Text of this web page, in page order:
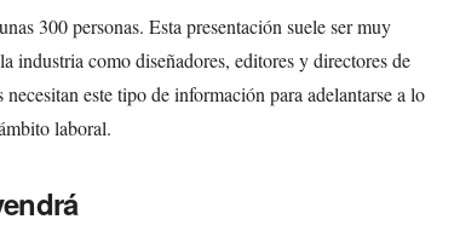
300 personas. Esta presentación suele ser muy
industria como diseñadores, editores y directores de
este tipo de información para adelantarse a lo
laboral.